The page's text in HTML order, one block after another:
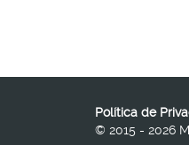
Política de
© 2015 - 2026